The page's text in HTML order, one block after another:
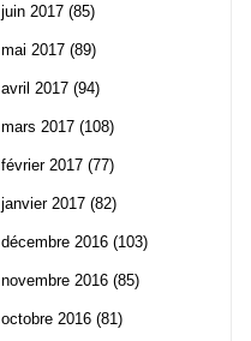
juin 2017 (85)
mai 2017 (89)
avril 2017 (94)
mars 2017 (108)
février 2017 (77)
janvier 2017 (82)
décembre 2016 (103)
novembre 2016 (85)
octobre 2016 (81)